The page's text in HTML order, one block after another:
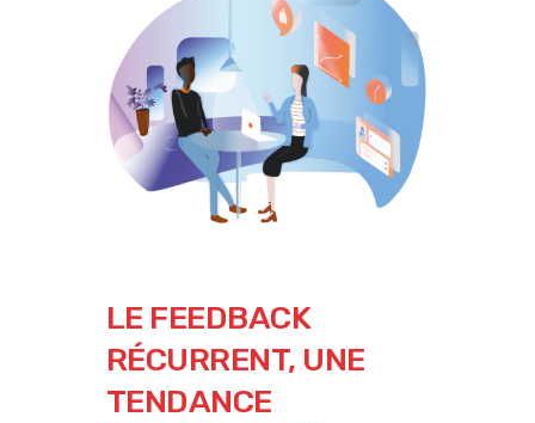
LE FEEDBACK
RÉCURRENT, UNE
TENDANCE